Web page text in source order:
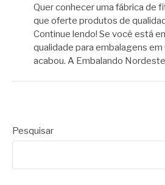
Quer conhecer uma fábrica de
que oferte produtos de
Continue lendo! Se você está
qualidade para embalagens em
acabou. A Embalando
Pesquisar